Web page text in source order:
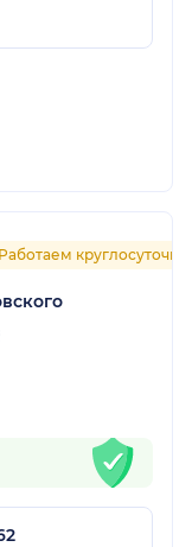
Работаем круглосуточно